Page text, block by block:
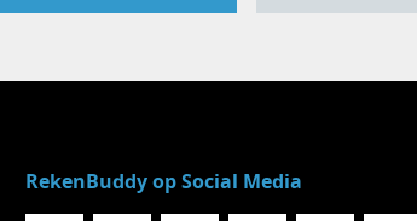
RekenBuddy op Social Media